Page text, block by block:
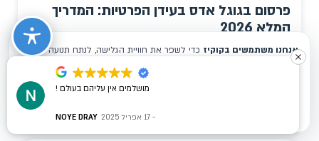
פרסום בגוגל אדס בעידן הפרטיות: המדריך
המלא 2026
פרסום בגוגל אדס בעידן הפרטיות הוא מודל שבו
המדידה כבר לא נשענת על עוגיות צד שלישי אלא על
נתוני צד ראשון בהסכמת המשתמש. א...
למאמר המלא
מושלמים אין עליהם בעולם !
NOYE DRAY 17 אפריל 2025